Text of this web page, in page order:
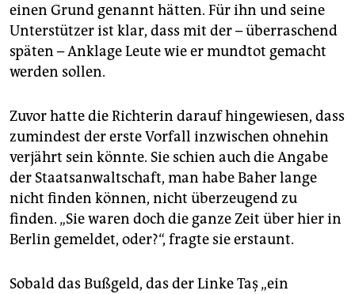
einen Grund genannt hätten. Für ihn und seine
Unterstützer ist klar, dass mit der – überraschend
späten – Anklage Leute wie er mundtot gemacht
werden sollen.
Zuvor hatte die Richterin darauf hingewiesen, dass
zumindest der erste Vorfall inzwischen ohnehin
verjährt sein könnte. Sie schien auch die Angabe
der Staatsanwaltschaft, man habe Baher lange
nicht finden können, nicht überzeugend zu
finden. „Sie waren doch die ganze Zeit über hier in
Berlin gemeldet, oder?“, fragte sie erstaunt.
Sobald das Bußgeld, das der Linke Taş „ein